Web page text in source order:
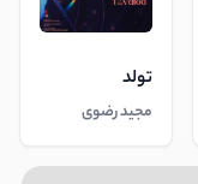
تولد
مجید رضوی